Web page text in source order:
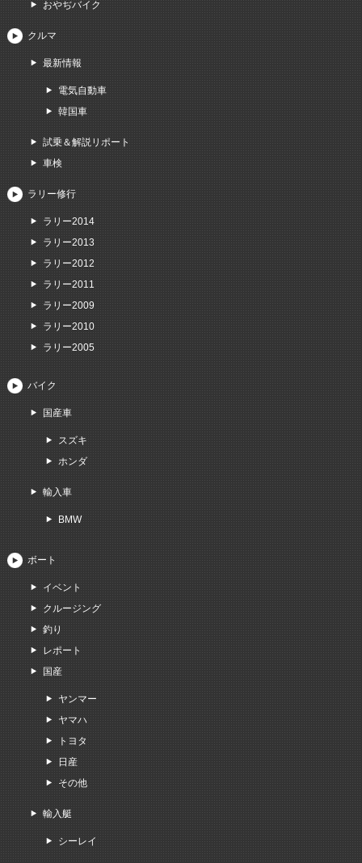
おやぢバイク
クルマ
最新情報
電気自動車
韓国車
試乗＆解説リポート
車検
ラリー修行
ラリー2014
ラリー2013
ラリー2012
ラリー2011
ラリー2009
ラリー2010
ラリー2005
バイク
国産車
スズキ
ホンダ
輸入車
BMW
ボート
イベント
クルージング
釣り
レポート
国産
ヤンマー
ヤマハ
トヨタ
日産
その他
輸入艇
シーレイ